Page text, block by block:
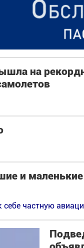
на
и маленькие
частную